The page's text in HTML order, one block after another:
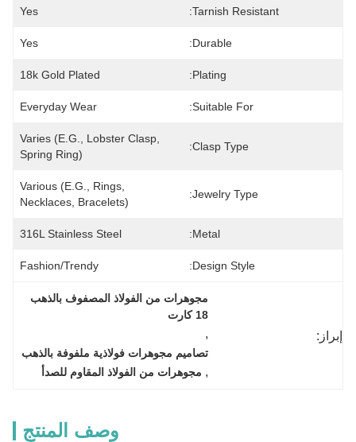
Tarnish Resistant:
Yes
Durable:
Yes
Plating:
18k Gold Plated
Suitable For:
Everyday Wear
Clasp Type:
Varies (e.g., Lobster Clasp,
Spring Ring)
Jewelry Type:
Various (e.g., Rings,
Necklaces, Bracelets)
Metal:
316L Stainless Steel
Design Style:
Fashion/Trendy
إبراز:
18 كارت
,
تصاميم مجوهرات فولاذية ملفوفة بالذهب
, مجوهرات من الفولاذ المقاوم للصدأ
وصف المنتج